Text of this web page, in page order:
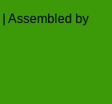
| Assembled by